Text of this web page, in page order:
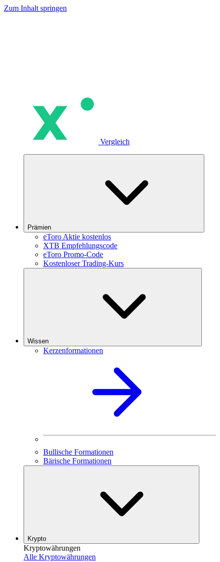
Zum Inhalt springen
Vergleich
Prämien
eToro Aktie kostenlos
XTB Empfehlungscode
eToro Promo-Code
Kostenloser Trading-Kurs
Wissen
Kerzenformationen
Bullische Formationen
Bärische Formationen
Krypto
Kryptowährungen
Alle Kryptowährungen